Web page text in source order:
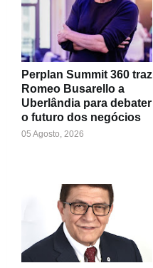
Perplan Summit 360 traz
Romeo Busarello a
Uberlândia para debater
o futuro dos negócios
05 Agosto, 2026